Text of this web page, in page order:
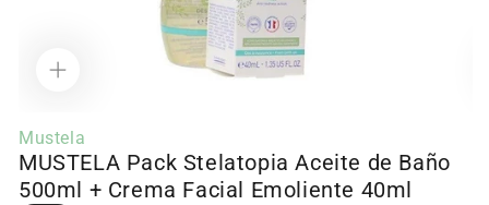
contenido
multimedia
1
en
modal
Mustela
MUSTELA Pack Stelatopia Aceite de Baño
500ml + Crema Facial Emoliente 40ml